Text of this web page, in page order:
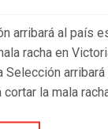
arribará al país
racha en
Selección
la mala